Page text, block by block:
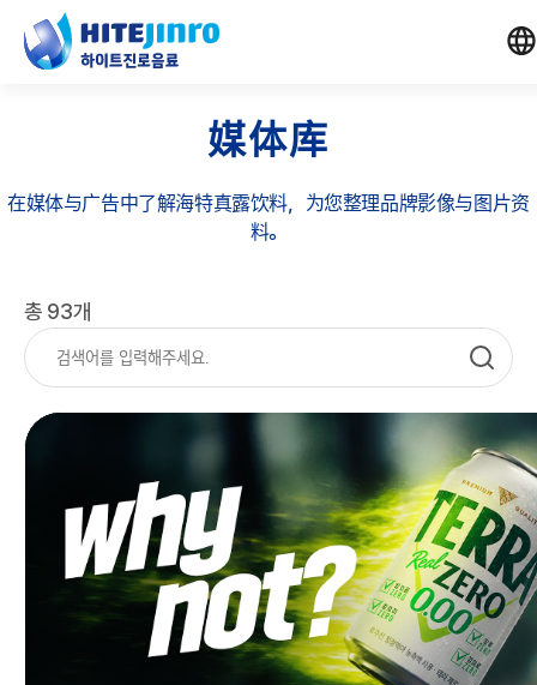
媒体库
在媒体与广告中了解海特真露饮料，为您整理品牌影像与图片资
料。
총 93개